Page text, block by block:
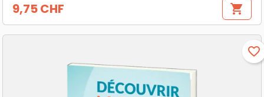
Prix
9,75 CHF shopping_cart
favorite_border